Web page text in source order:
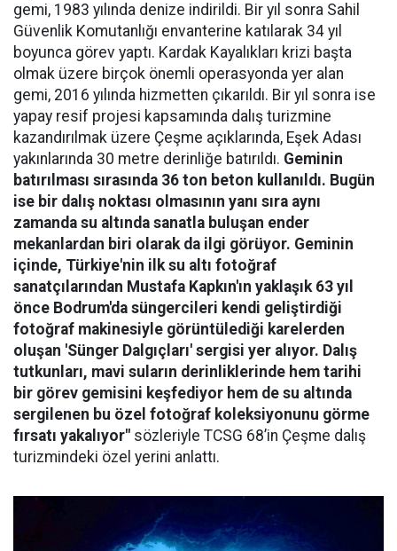
gemi, 1983 yılında denize indirildi. Bir yıl sonra Sahil
Güvenlik Komutanlığı envanterine katılarak 34 yıl
boyunca görev yaptı. Kardak Kayalıkları krizi başta
olmak üzere birçok önemli operasyonda yer alan
gemi, 2016 yılında hizmetten çıkarıldı. Bir yıl sonra ise
yapay resif projesi kapsamında dalış turizmine
kazandırılmak üzere Çeşme açıklarında, Eşek Adası
yakınlarında 30 metre derinliğe batırıldı. Geminin
batırılması sırasında 36 ton beton kullanıldı. Bugün
ise bir dalış noktası olmasının yanı sıra aynı
zamanda su altında sanatla buluşan ender
mekanlardan biri olarak da ilgi görüyor. Geminin
içinde, Türkiye'nin ilk su altı fotoğraf
sanatçılarından Mustafa Kapkın'ın yaklaşık 63 yıl
önce Bodrum'da süngercileri kendi geliştirdiği
fotoğraf makinesiyle görüntülediği karelerden
oluşan 'Sünger Dalgıçları' sergisi yer alıyor. Dalış
tutkunları, mavi suların derinliklerinde hem tarihi
bir görev gemisini keşfediyor hem de su altında
sergilenen bu özel fotoğraf koleksiyonunu görme
fırsatı yakalıyor" sözleriyle TCSG 68’in Çeşme dalış
turizmindeki özel yerini anlattı.